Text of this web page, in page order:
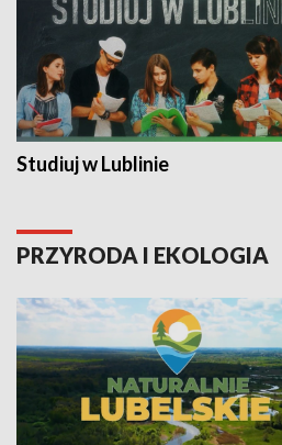
Studiuj w Lublinie
PRZYRODA I EKOLOGIA